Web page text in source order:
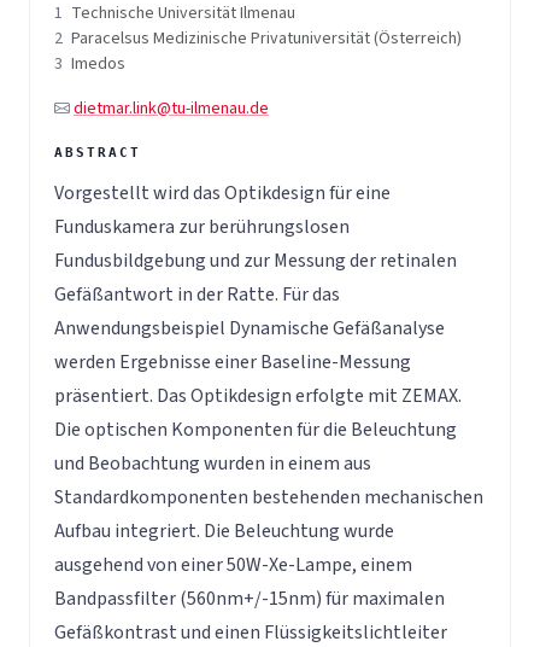
1 Technische Universität Ilmenau
2 Paracelsus Medizinische Privatuniversität (Österreich)
3 Imedos
dietmar.link@tu-ilmenau.de
Vorgestellt wird das Optikdesign für eine
Funduskamera zur berührungslosen
Fundusbildgebung und zur Messung der retinalen
Gefäßantwort in der Ratte. Für das
Anwendungsbeispiel Dynamische Gefäßanalyse
werden Ergebnisse einer Baseline-Messung
präsentiert. Das Optikdesign erfolgte mit ZEMAX.
Die optischen Komponenten für die Beleuchtung
und Beobachtung wurden in einem aus
Standardkomponenten bestehenden mechanischen
Aufbau integriert. Die Beleuchtung wurde
ausgehend von einer 50W-Xe-Lampe, einem
Bandpassfilter (560nm+/-15nm) für maximalen
Gefäßkontrast und einen Flüssigkeitslichtleiter